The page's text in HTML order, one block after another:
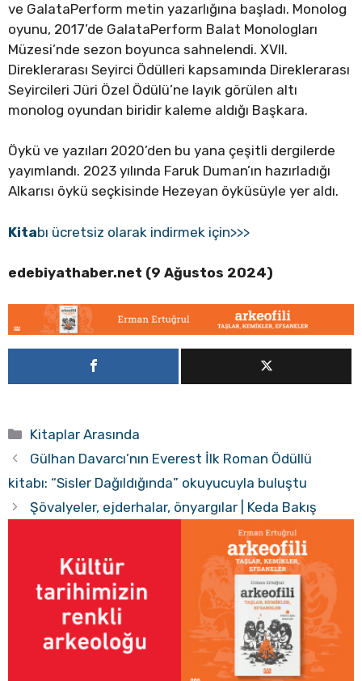
ve GalataPerform metin yazarlığına başladı. Monolog
oyunu, 2017’de GalataPerform Balat Monologları
Müzesi’nde sezon boyunca sahnelendi. XVII.
Direklerarası Seyirci Ödülleri kapsamında Direklerarası
Seyircileri Jüri Özel Ödülü’ne layık görülen altı
monolog oyundan biridir kaleme aldığı Başkara.
Öykü ve yazıları 2020’den bu yana çeşitli dergilerde
yayımlandı. 2023 yılında Faruk Duman’ın hazırladığı
Alkarısı öykü seçkisinde Hezeyan öyküsüyle yer aldı.
Kitabı ücretsiz olarak indirmek için>>>
edebiyathaber.net (9 Ağustos 2024)
Kategoriler
Kitaplar Arasında
Gülhan Davarcı’nın Everest İlk Roman Ödüllü
kitabı: “Sisler Dağıldığında” okuyucuyla buluştu
Şövalyeler, ejderhalar, önyargılar | Keda Bakış